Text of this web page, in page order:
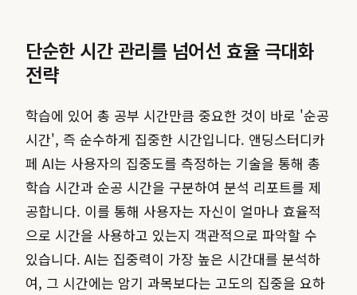
단순한 시간 관리를 넘어선 효율 극대화
전략
학습에 있어 총 공부 시간만큼 중요한 것이 바로 '순공
시간', 즉 순수하게 집중한 시간입니다. 앤딩스터디카
페 AI는 사용자의 집중도를 측정하는 기술을 통해 총
학습 시간과 순공 시간을 구분하여 분석 리포트를 제
공합니다. 이를 통해 사용자는 자신이 얼마나 효율적
으로 시간을 사용하고 있는지 객관적으로 파악할 수
있습니다. AI는 집중력이 가장 높은 시간대를 분석하
여, 그 시간에는 암기 과목보다는 고도의 집중을 요하